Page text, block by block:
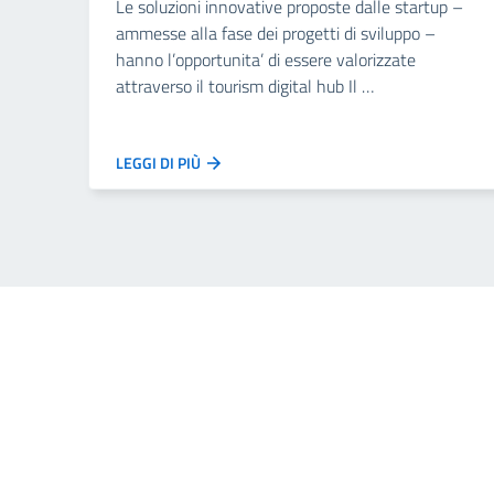
Le soluzioni innovative proposte dalle startup –
ammesse alla fase dei progetti di sviluppo –
hanno l’opportunita’ di essere valorizzate
attraverso il tourism digital hub Il …
LEGGI DI PIÙ